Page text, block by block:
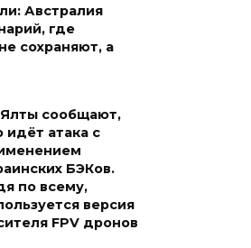
Австралия
где
сохраняют, а
сообщают,
идёт атака с
БЭКов.
по всему,
версия
FPV дронов